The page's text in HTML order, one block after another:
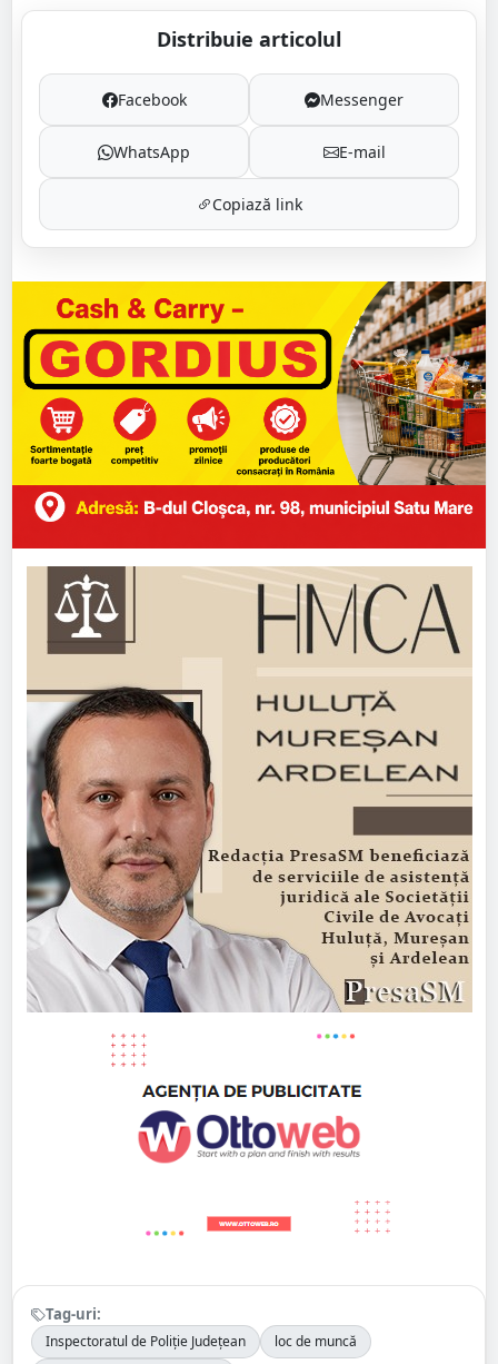
Distribuie articolul
Facebook Messenger
WhatsApp E-mail
Copiază link
Tag-uri:
Inspectoratul de Poliție Județean
loc de muncă